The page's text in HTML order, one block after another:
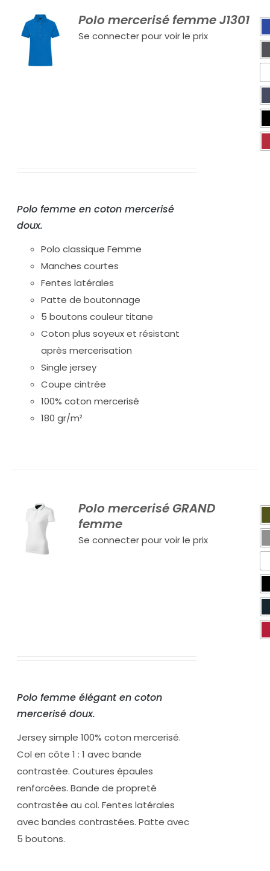
Polo mercerisé femme J1301
Se connecter pour voir le prix
Polo femme en coton mercerisé
doux.
Polo classique Femme
Manches courtes
Fentes latérales
Patte de boutonnage
5 boutons couleur titane
Coton plus soyeux et résistant
après mercerisation
Single jersey
Coupe cintrée
100% coton mercerisé
180 gr/m²
Polo mercerisé GRAND
femme
Se connecter pour voir le prix
Polo femme élégant en coton
mercerisé doux.
Jersey simple 100% coton mercerisé.
Col en côte 1 : 1 avec bande
contrastée. Coutures épaules
renforcées. Bande de propreté
contrastée au col. Fentes latérales
avec bandes contrastées. Patte avec
5 boutons.